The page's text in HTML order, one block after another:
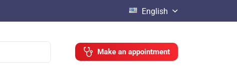
English
Make an appointment